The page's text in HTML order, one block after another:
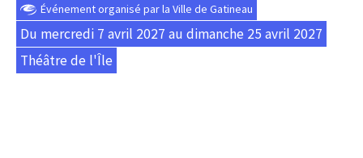
Événement organisé par la Ville de Gatineau
Du mercredi 7 avril 2027 au dimanche 25 avril 2027
Théâtre de l'Île